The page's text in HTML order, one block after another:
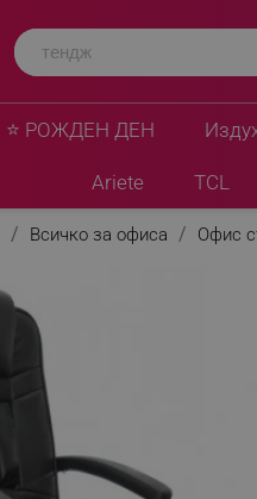
⭐ РОЖДЕН ДЕН
Ariete TCL
Всичко за офиса Офис